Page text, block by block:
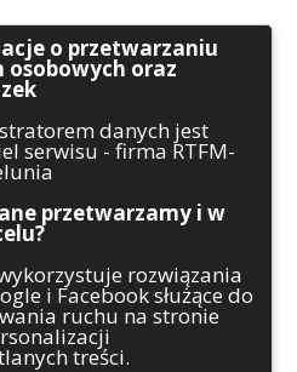
INWESTYCJE
Architektura
Gospodarka
Handel
o przetwarzaniu
osobowych oraz
danych jest
serwisu - firma RTFM-
przetwarzamy i w
rozwiązania
i Facebook służące do
ruchu na stronie
treści.